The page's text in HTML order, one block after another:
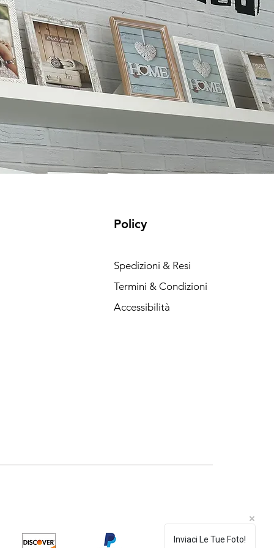
Policy
Spedizioni & Resi
Termini & Condizioni
Accessibilità
Inviaci Le Tue Foto!